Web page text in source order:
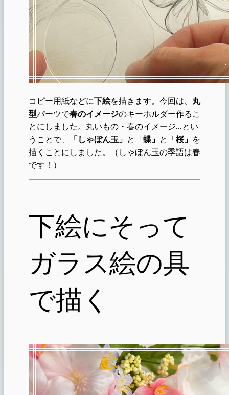
コピー用紙などに下絵を描きます。今回は、 丸
型パーツで春のイメージのキーホルダー作るこ
とにしました。丸いもの・春のイメージ…とい
うことで、
「しゃぼん玉」 と「蝶」 と「桜」 を
描くことにしました。（しゃぼん玉の季語は春
です！）
下絵にそって
ガラス絵の具
で描く